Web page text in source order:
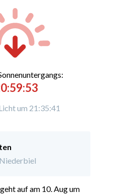
um 21:35:41
auf am 10. Aug um